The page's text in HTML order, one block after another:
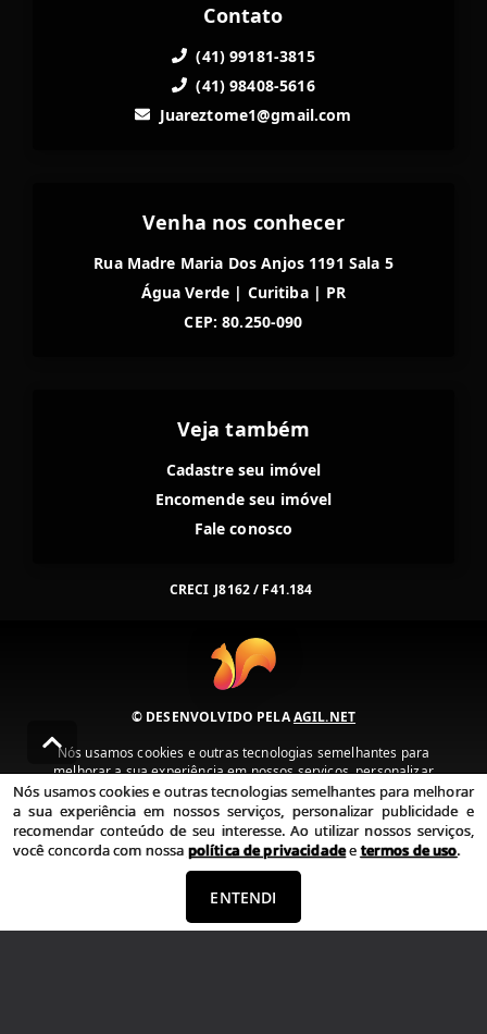
Contato
(41) 99181-3815
(41) 98408-5616
Juareztome1@gmail.com
Venha nos conhecer
Rua Madre Maria Dos Anjos 1191 Sala 5
Água Verde | Curitiba | PR
CEP: 80.250-090
Veja também
Cadastre seu imóvel
Encomende seu imóvel
Fale conosco
CRECI J8162 / F41.184
© DESENVOLVIDO PELAAGIL.NET
Nós usamos cookies e outras tecnologias semelhantes para
melhorar a sua experiência em nossos serviços, personalizar
publicidade e recomendar conteúdo de seu interesse. Ao utilizar
nossos serviços, você concorda com nossa política de privacidade e
termos de uso.
Política de Privacidade Termos de uso
Nós usamos cookies e outras tecnologias semelhantes para melhorar
a sua experiência em nossos serviços, personalizar publicidade e
recomendar conteúdo de seu interesse. Ao utilizar nossos serviços,
você concorda com nossa política de privacidadeetermos de uso.
ENTENDI